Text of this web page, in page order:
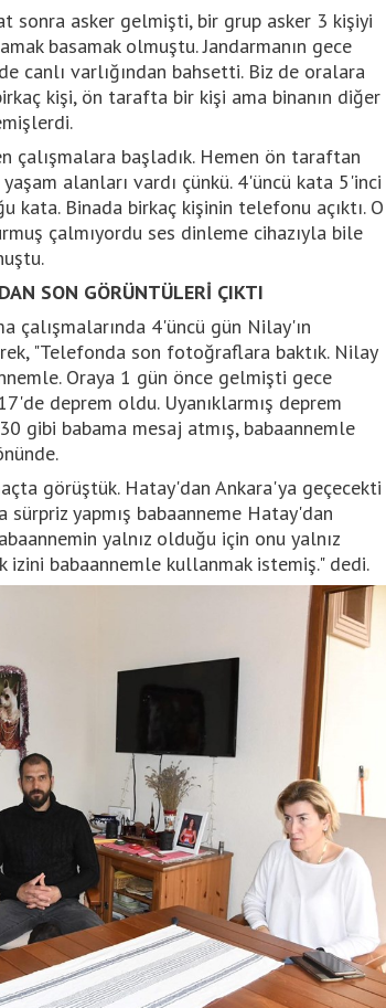
sonra asker gelmişti, bir grup asker 3 kişiyi
basamak olmuştu. Jandarmanın gece
canlı varlığından bahsetti. Biz de oralara
kişi, ön tarafta bir kişi ama binanın diğer
çalışmalara başladık. Hemen ön taraftan
alanları vardı çünkü. 4'üncü kata 5'inci
kata. Binada birkaç kişinin telefonu açıktı. O
çalmıyordu ses dinleme cihazıyla bile
SON GÖRÜNTÜLERİ ÇIKTI
çalışmalarında 4'üncü gün Nilay'ın
"Telefonda son fotoğraflara baktık. Nilay
Oraya 1 gün önce gelmişti gece
deprem oldu. Uyanıklarmış deprem
gibi babama mesaj atmış, babaannemle
görüştük. Hatay'dan Ankara'ya geçecekti
yapmış babaanneme Hatay'dan
yalnız olduğu için onu yalnız
izini babaannemle kullanmak istemiş." dedi.